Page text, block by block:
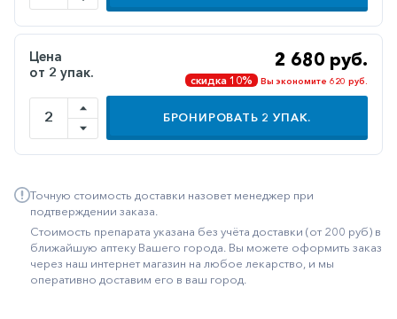
Иммунодепрессанты
Климактерические
Метаболизм
Минеральный
обмен
средства
Неврологические
Остеопороз
Цена
от 2 упак.
2 680 руб.
скидка 10% Вы экономите 620 руб.
БРОНИРОВАТЬ 2 УПАК.
Точную стоимость доставки назовет менеджер при
подтверждении заказа.
Стоимость препарата указана без учёта доставки (от 200 руб) в
ближайшую аптеку Вашего города. Вы можете оформить заказ
через наш интернет магазин на любое лекарство, и мы
оперативно доставим его в ваш город.